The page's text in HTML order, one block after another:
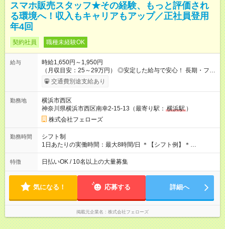
スマホ販売スタッフ★その経験、もっと評価され
る環境へ！収入もキャリアもアップ／正社員登用
年4回
契約社員 職種未経験OK
給与
時給1,650円～1,950円
（月収目安：25～29万円） ◎安定した給与で安心！ 長期・フル
タイムで勤務いただける方にお越しいただきたいと思っていま
す。シフトが削られることはないので、安定した給与が入りま
たいという人もいると思います。このあたりは柔軟に対応する
ので、お気軽にご相談ください！ ※2ヶ月の試用期間がありま
す。その間の給与・待遇に変更はありません。 【試用期間】試
用期間あり 試用期間の長さ：2ヶ月 雇用形態、給与は本採用時
と同じです。
交通費別途支給あり
勤務地
横浜市西区
神奈川県横浜市西区南幸2-15-13（最寄り駅： 横浜駅 ）
株式会社フェローズ
勤務時間
シフト制
1日あたりの実働時間：最大8時間/日 ＊【シフト例】＊
(1) 10:00～19:00 (2) 11:00～20:00 (3) 12:00～21:00 など ◎
いずれも実働8時間・休憩1時間です。中抜けシフトなどはあり
たい」などあれば相談に応じますのでおっしゃってください！
特徴 日払いOK / 10名以上の大量募集
気になる！ 応募する 詳細へ
掲載元企業名 株式会社フェローズ